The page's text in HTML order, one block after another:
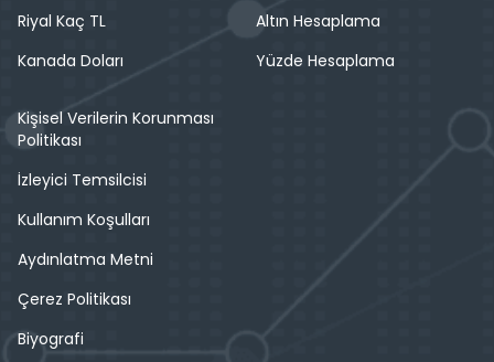
Riyal Kaç TL
Kanada Doları
Altın Hesaplama
Yüzde Hesaplama
Kişisel Verilerin Korunması
Politikası
İzleyici Temsilcisi
Kullanım Koşulları
Aydınlatma Metni
Çerez Politikası
Biyografi